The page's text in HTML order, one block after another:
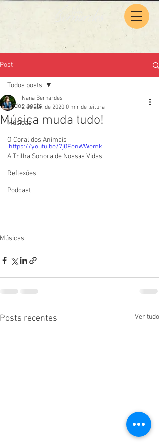
Post
Todos posts
Músicas
O Coral dos Animais
A Trilha Sonora de Nossas Vidas
Reflexões
Podcast
Todos posts
Música muda tudo!
Nana Bernardes
2 de abr. de 2020 0 min de leitura
https://youtu.be/7j0FenWWemk
Músicas
Posts recentes Ver tudo